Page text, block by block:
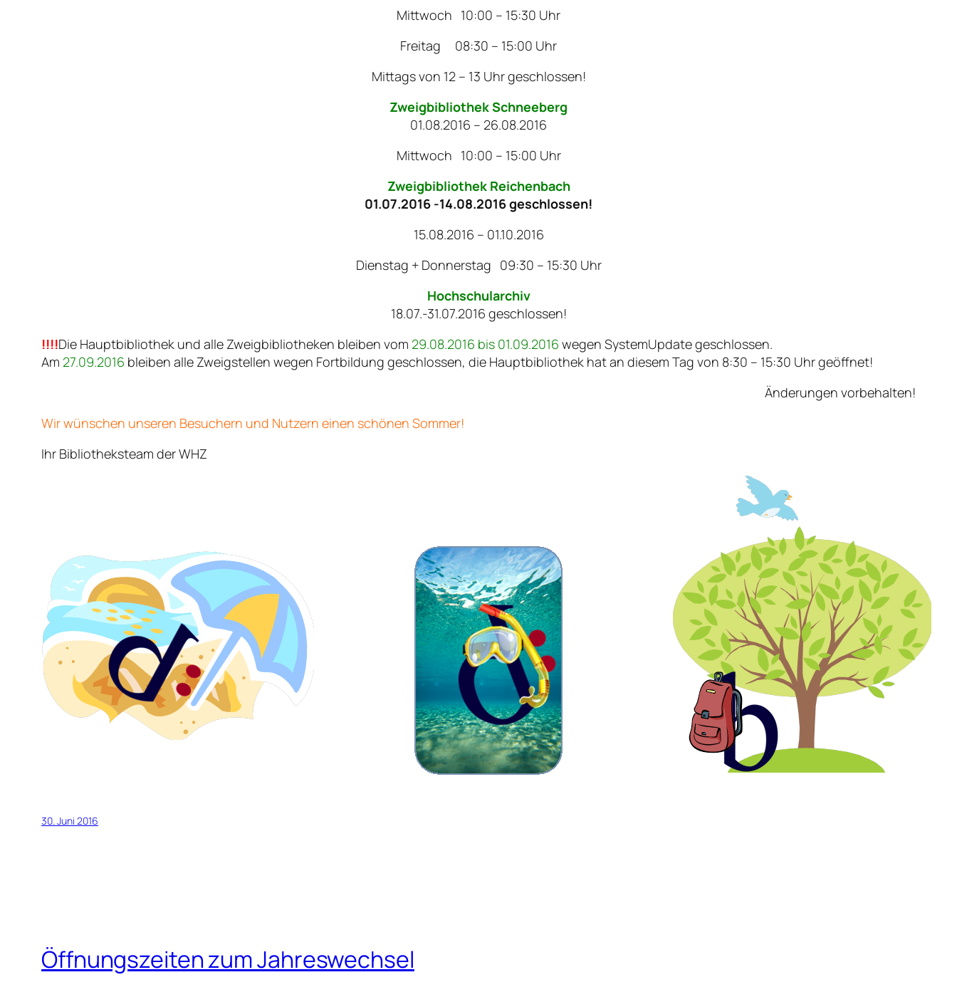
Mittwoch 10:00 – 15:30 Uhr
Freitag 08:30 – 15:00 Uhr
Mittags von 12 – 13 Uhr geschlossen!
Zweigbibliothek Schneeberg
01.08.2016 – 26.08.2016
Mittwoch 10:00 – 15:00 Uhr
Zweigbibliothek Reichenbach
01.07.2016 -14.08.2016 geschlossen!
15.08.2016 – 01.10.2016
Dienstag + Donnerstag 09:30 – 15:30 Uhr
Hochschularchiv
18.07.-31.07.2016 geschlossen!
!!!!Die Hauptbibliothek und alle Zweigbibliotheken bleiben vom 29.08.2016 bis 01.09.2016 wegen SystemUpdate geschlossen.
Am 27.09.2016 bleiben alle Zweigstellen wegen Fortbildung geschlossen, die Hauptbibliothek hat an diesem Tag von 8:30 – 15:30 Uhr geöffnet!
Änderungen vorbehalten!
Wir wünschen unseren Besuchern und Nutzern einen schönen Sommer!
Ihr Bibliotheksteam der WHZ
30. Juni 2016
Öffnungszeiten zum Jahreswechsel